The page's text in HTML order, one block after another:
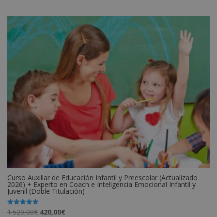
1.920,00€.
es:
480,00€.
Curso Auxiliar de Educación Infantil y Preescolar (Actualizado
2026) + Experto en Coach e Inteligencia Emocional Infantil y
Juvenil (Doble Titulación)
Valorado
1.520,00€ El
420,00€